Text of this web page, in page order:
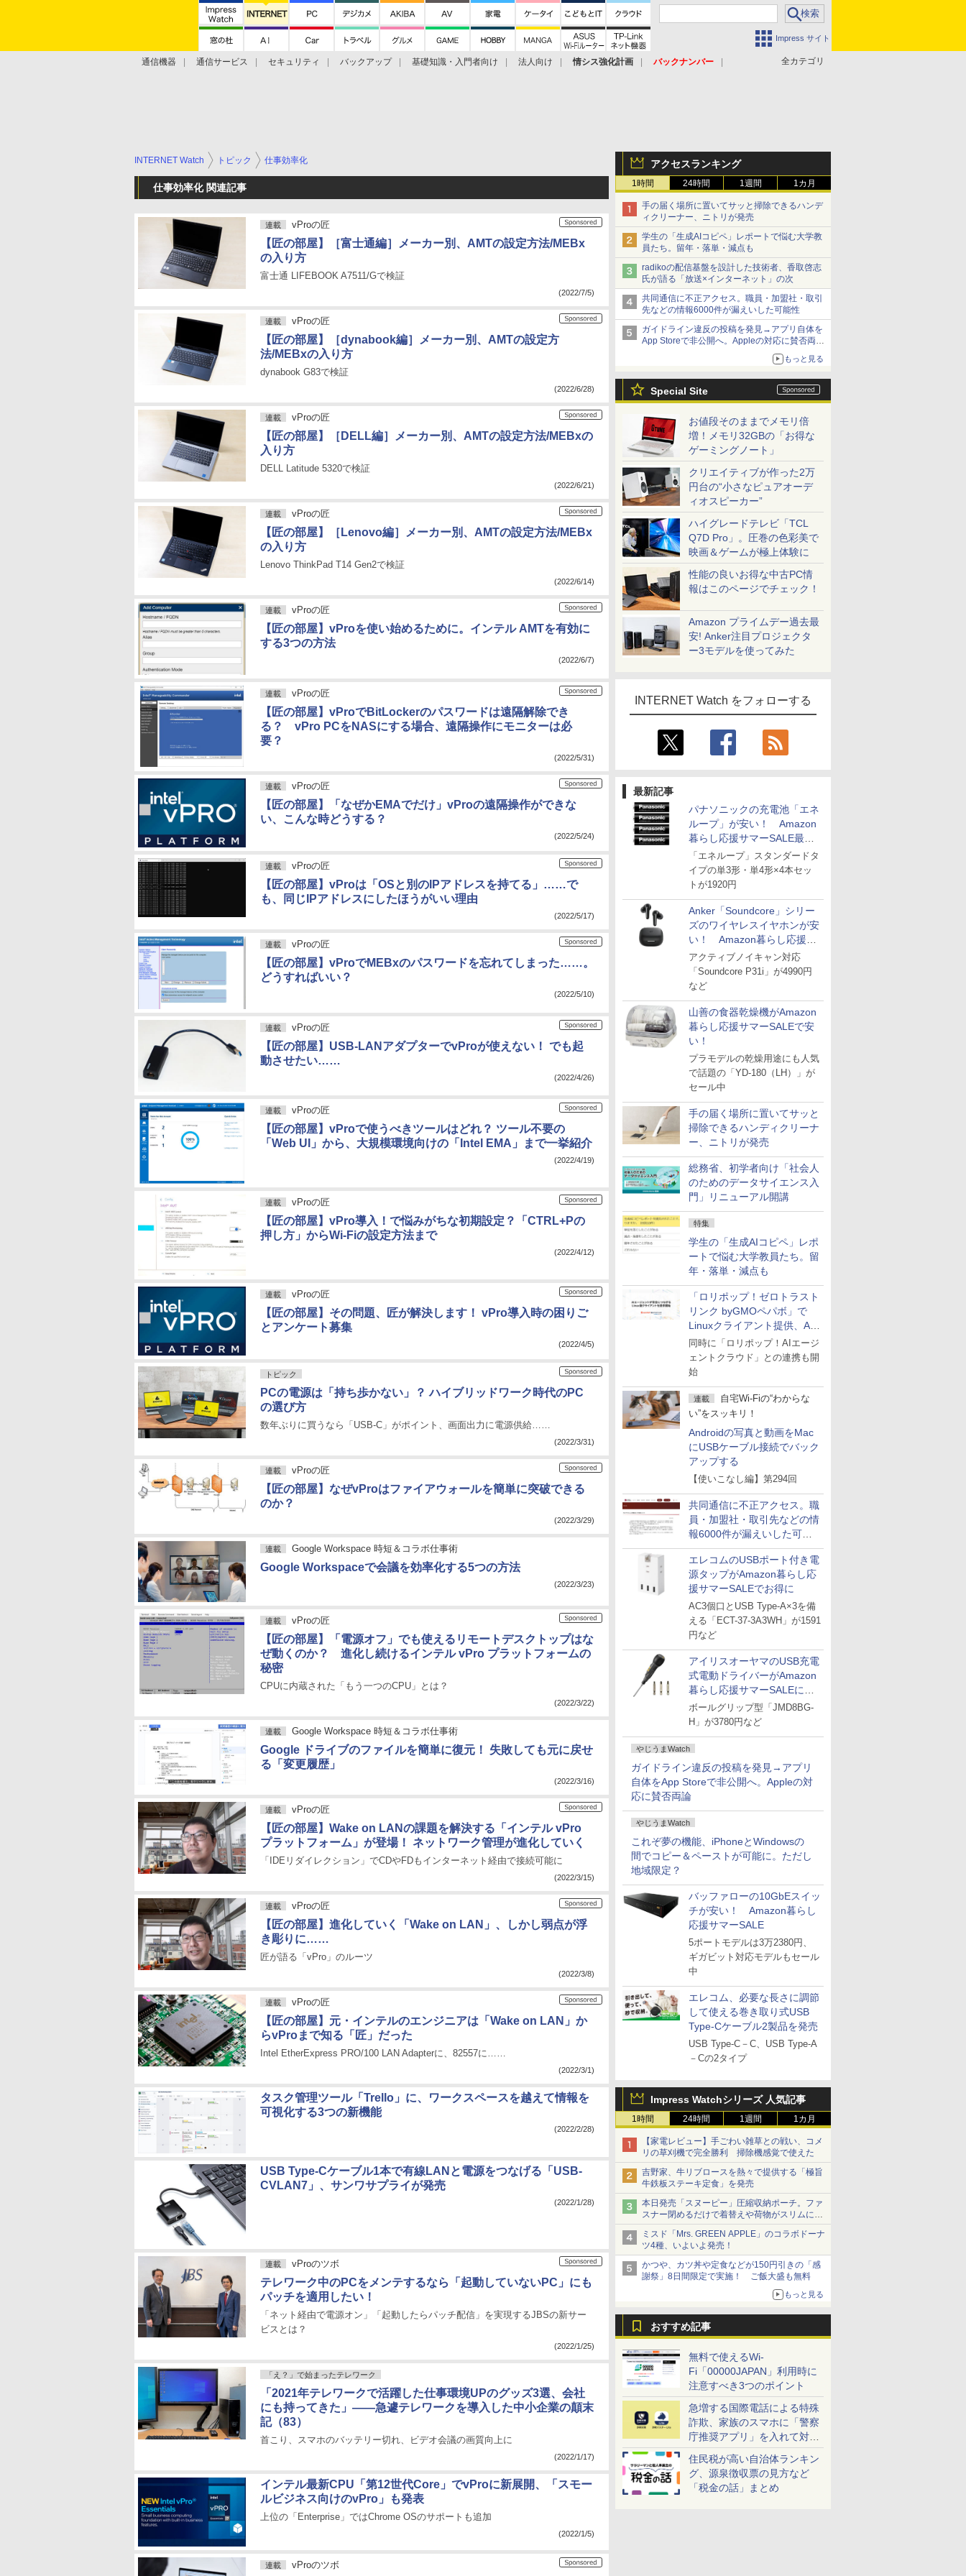
Impress サイト
全カテゴリ
通信機器 通信サービス セキュリティ バックアップ 基礎知識・入門者向け 法人向け 情シス強化計画
バックナンバー
アクセスランキング
1時間 24時間 1週間 1カ月
手の届く場所に置いてサッと掃除できるハンデ
ィクリーナー、ニトリが発売
学生の「生成AIコピペ」レポートで悩む大学教
員たち。留年・落単・減点も
radikoの配信基盤を設計した技術者、香取啓志
氏が語る「放送×インターネット」の次
共同通信に不正アクセス。職員・加盟社・取引
先などの情報6000件が漏えいした可能性
ガイドライン違反の投稿を発見→アプリ自体を
App Storeで非公開へ。Appleの対応に賛否両論
もっと見る
Special Site
お値段そのままでメモリ倍
増！メモリ32GBの「お得な
ゲーミングノート」
クリエイティブが作った2万
円台の“小さなピュアオーデ
ィオスピーカー”
ハイグレードテレビ「TCL
Q7D Pro」。圧巻の色彩美で
映画＆ゲームが極上体験に
性能の良いお得な中古PC情
報はこのページでチェック！
Amazon プライムデー過去最
安! Anker注目プロジェクタ
ー3モデルを使ってみた
INTERNET Watch をフォローする
最新記事
パナソニックの充電池「エネ
ループ」が安い！ Amazon
暮らし応援サマーSALE最終
日
「エネループ」スタンダードタ
イプの単3形・単4形×4本セッ
トが1920円
Anker「Soundcore」シリー
ズのワイヤレスイヤホンが安
い！ Amazon暮らし応援サ
マーSALE
アクティブノイキャン対応
「Soundcore P31i」が4990円
など
山善の食器乾燥機がAmazon
暮らし応援サマーSALEで安
い！
プラモデルの乾燥用途にも人気
で話題の「YD-180（LH）」が
セール中
手の届く場所に置いてサッと
掃除できるハンディクリーナ
ー、ニトリが発売
総務省、初学者向け「社会人
のためのデータサイエンス入
門」リニューアル開講
特集
学生の「生成AIコピペ」レポ
ートで悩む大学教員たち。留
年・落単・減点も
「ロリポップ！ゼロトラスト
リンク byGMOペパボ」で
Linuxクライアント提供、AI
エージェントの接続が容易に
同時に「ロリポップ！AIエージ
ェントクラウド」との連携も開
始
連載
自宅Wi-Fiの“わからな
い”をスッキリ！
Androidの写真と動画をMac
にUSBケーブル接続でバック
アップする
【使いこなし編】第294回
共同通信に不正アクセス。職
員・加盟社・取引先などの情
報6000件が漏えいした可能
性
エレコムのUSBポート付き電
源タップがAmazon暮らし応
援サマーSALEでお得に
AC3個口とUSB Type-A×3を備
える「ECT-37-3A3WH」が1591
円など
アイリスオーヤマのUSB充電
式電動ドライバーがAmazon
暮らし応援サマーSALEに登
場
ボールグリップ型「JMD8BG-
H」が3780円など
やじうまWatch
ガイドライン違反の投稿を発見→アプリ
自体をApp Storeで非公開へ。Appleの対
応に賛否両論
やじうまWatch
これぞ夢の機能、iPhoneとWindowsの
間でコピー＆ペーストが可能に。ただし
地域限定？
バッファローの10GbEスイッ
チが安い！ Amazon暮らし
応援サマーSALE
5ポートモデルは3万2380円、
ギガビット対応モデルもセール
中
エレコム、必要な長さに調節
して使える巻き取り式USB
Type-Cケーブル2製品を発売
USB Type-C－C、USB Type-A
－Cの2タイプ
Impress Watchシリーズ 人気記事
1時間 24時間 1週間 1カ月
【家電レビュー】手ごわい雑草との戦い、コメ
リの草刈機で完全勝利 掃除機感覚で使えた
吉野家、牛リブロースを熱々で提供する「極旨
牛鉄板ステーキ定食」を発売
本日発売「スヌーピー」圧縮収納ポーチ。ファ
スナー閉めるだけで着替えや荷物がスリムにま
とまる
ミスド「Mrs. GREEN APPLE」のコラボドーナ
ツ4種、いよいよ発売！
かつや、カツ丼や定食などが150円引きの「感
謝祭」8日間限定で実施！ ご飯大盛も無料
もっと見る
おすすめ記事
無料で使えるWi-
Fi「00000JAPAN」利用時に
注意すべき3つのポイント
急増する国際電話による特殊
詐欺、家族のスマホに「警察
庁推奨アプリ」を入れて対策
しよう！
住民税が高い自治体ランキン
グ、源泉徴収票の見方など
「税金の話」まとめ
INTERNET Watch トピック 仕事効率化
仕事効率化 関連記事
連載 vProの匠
【匠の部屋】［富士通編］メーカー別、AMTの設定方法/MEBx
の入り方
富士通 LIFEBOOK A7511/Gで検証
(2022/7/5)
連載 vProの匠
【匠の部屋】［dynabook編］メーカー別、AMTの設定方
法/MEBxの入り方
dynabook G83で検証
(2022/6/28)
連載 vProの匠
【匠の部屋】［DELL編］メーカー別、AMTの設定方法/MEBxの
入り方
DELL Latitude 5320で検証
(2022/6/21)
連載 vProの匠
【匠の部屋】［Lenovo編］メーカー別、AMTの設定方法/MEBx
の入り方
Lenovo ThinkPad T14 Gen2で検証
(2022/6/14)
連載 vProの匠
【匠の部屋】vProを使い始めるために。インテル AMTを有効に
する3つの方法
(2022/6/7)
連載 vProの匠
【匠の部屋】vProでBitLockerのパスワードは遠隔解除でき
る？ vPro PCをNASにする場合、遠隔操作にモニターは必
要？
(2022/5/31)
連載 vProの匠
【匠の部屋】「なぜかEMAでだけ」vProの遠隔操作ができな
い、こんな時どうする？
(2022/5/24)
連載 vProの匠
【匠の部屋】vProは「OSと別のIPアドレスを持てる」……で
も、同じIPアドレスにしたほうがいい理由
(2022/5/17)
連載 vProの匠
【匠の部屋】vProでMEBxのパスワードを忘れてしまった……。
どうすればいい？
(2022/5/10)
連載 vProの匠
【匠の部屋】USB-LANアダプターでvProが使えない！ でも起
動させたい……
(2022/4/26)
連載 vProの匠
【匠の部屋】vProで使うべきツールはどれ？ ツール不要の
「Web UI」から、大規模環境向けの「Intel EMA」まで一挙紹介
(2022/4/19)
連載 vProの匠
【匠の部屋】vPro導入！で悩みがちな初期設定？「CTRL+Pの
押し方」からWi-Fiの設定方法まで
(2022/4/12)
連載 vProの匠
【匠の部屋】その問題、匠が解決します！ vPro導入時の困りご
とアンケート募集
(2022/4/5)
トピック
PCの電源は「持ち歩かない」？ ハイブリッドワーク時代のPC
の選び方
数年ぶりに買うなら「USB-C」がポイント、画面出力に電源供給……
(2022/3/31)
連載 vProの匠
【匠の部屋】なぜvProはファイアウォールを簡単に突破できる
のか？
(2022/3/29)
連載 Google Workspace 時短＆コラボ仕事術
Google Workspaceで会議を効率化する5つの方法
(2022/3/23)
連載 vProの匠
【匠の部屋】「電源オフ」でも使えるリモートデスクトップはな
ぜ動くのか？ 進化し続けるインテル vPro プラットフォームの
秘密
CPUに内蔵された「もう一つのCPU」とは？
(2022/3/22)
連載 Google Workspace 時短＆コラボ仕事術
Google ドライブのファイルを簡単に復元！ 失敗しても元に戻せ
る「変更履歴」
(2022/3/16)
連載 vProの匠
【匠の部屋】Wake on LANの課題を解決する「インテル vPro
プラットフォーム」が登場！ ネットワーク管理が進化していく
「IDEリダイレクション」でCDやFDもインターネット経由で接続可能に
(2022/3/15)
連載 vProの匠
【匠の部屋】進化していく「Wake on LAN」、しかし弱点が浮
き彫りに……
匠が語る「vPro」のルーツ
(2022/3/8)
連載 vProの匠
【匠の部屋】元・インテルのエンジニアは「Wake on LAN」か
らvProまで知る「匠」だった
Intel EtherExpress PRO/100 LAN Adapterに、82557に……
(2022/3/1)
タスク管理ツール「Trello」に、ワークスペースを越えて情報を
可視化する3つの新機能
(2022/2/28)
USB Type-Cケーブル1本で有線LANと電源をつなげる「USB-
CVLAN7」、サンワサプライが発売
(2022/1/28)
連載 vProのツボ
テレワーク中のPCをメンテするなら「起動していないPC」にも
パッチを適用したい！
「ネット経由で電源オン」「起動したらパッチ配信」を実現するJBSの新サー
ビスとは？
(2022/1/25)
「え？」で始まったテレワーク
「2021年テレワークで活躍した仕事環境UPのグッズ3選、会社
にも持ってきた」――急遽テレワークを導入した中小企業の顛末
記（83）
首こり、スマホのバッテリー切れ、ビデオ会議の画質向上に
(2022/1/17)
インテル最新CPU「第12世代Core」でvProに新展開、「スモー
ルビジネス向けのvPro」も発表
上位の「Enterprise」ではChrome OSのサポートも追加
(2022/1/5)
連載 vProのツボ